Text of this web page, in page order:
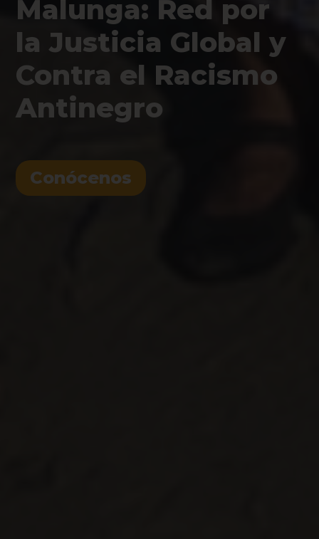
Malunga: Red por
la Justicia Global y
Contra el Racismo
Antinegro
Conócenos